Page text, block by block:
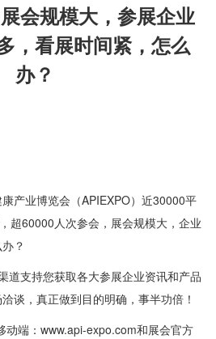
会规模大，参展企业
，看展时间紧，怎么
办？
产业博览会（APIEXPO）近30000平
超60000人次参会，展会规模大，企业
？
道支持您获取各大参展企业资讯和产品
谈，真正做到目的明确，事半功倍！
动端：www.api-expo.com和展会官方